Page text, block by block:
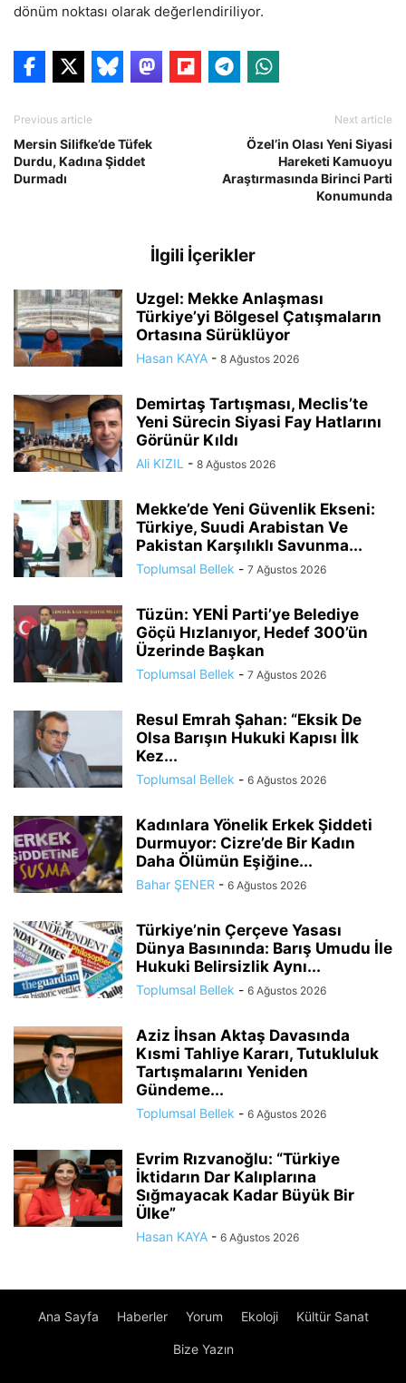
dönüm noktası olarak değerlendiriliyor.
Previous article
Mersin Silifke’de Tüfek
Durdu, Kadına Şiddet
Durmadı
Next article
Özel’in Olası Yeni Siyasi
Hareketi Kamuoyu
Araştırmasında Birinci Parti
Konumunda
İlgili İçerikler
Uzgel: Mekke Anlaşması
Türkiye’yi Bölgesel Çatışmaların
Ortasına Sürüklüyor
Hasan KAYA - 8 Ağustos 2026
Demirtaş Tartışması, Meclis’te
Yeni Sürecin Siyasi Fay Hatlarını
Görünür Kıldı
Ali KIZIL - 8 Ağustos 2026
Mekke’de Yeni Güvenlik Ekseni:
Türkiye, Suudi Arabistan Ve
Pakistan Karşılıklı Savunma...
Toplumsal Bellek - 7 Ağustos 2026
Tüzün: YENİ Parti’ye Belediye
Göçü Hızlanıyor, Hedef 300’ün
Üzerinde Başkan
Toplumsal Bellek - 7 Ağustos 2026
Resul Emrah Şahan: “Eksik De
Olsa Barışın Hukuki Kapısı İlk
Kez...
Toplumsal Bellek - 6 Ağustos 2026
Kadınlara Yönelik Erkek Şiddeti
Durmuyor: Cizre’de Bir Kadın
Daha Ölümün Eşiğine...
Bahar ŞENER - 6 Ağustos 2026
Türkiye’nin Çerçeve Yasası
Dünya Basınında: Barış Umudu İle
Hukuki Belirsizlik Aynı...
Toplumsal Bellek - 6 Ağustos 2026
Aziz İhsan Aktaş Davasında
Kısmi Tahliye Kararı, Tutukluluk
Tartışmalarını Yeniden
Gündeme...
Toplumsal Bellek - 6 Ağustos 2026
Evrim Rızvanoğlu: “Türkiye
İktidarın Dar Kalıplarına
Sığmayacak Kadar Büyük Bir
Ülke”
Hasan KAYA - 6 Ağustos 2026
Ana Sayfa Haberler Yorum Ekoloji Kültür Sanat
Bize Yazın